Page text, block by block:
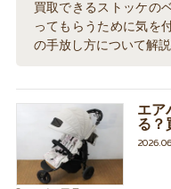
買取できるストッケの
ってもらうために気を
の手放し方について解説
エア
る？